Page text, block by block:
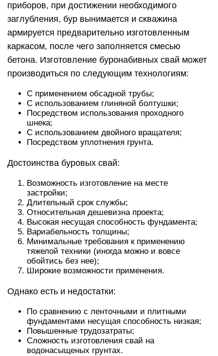
приборов, при достижении необходимого
заглубления, бур вынимается и скважина
армируется предварительно изготовленным
каркасом, после чего заполняется смесью
бетона. Изготовление буронабивных свай может
производиться по следующим технологиям:
С применением обсадной трубы;
С использованием глиняной болтушки;
Посредством использования проходного
шнека;
С использованием двойного вращателя;
Посредством уплотнения грунта.
Достоинства буровых свай:
Возможность изготовление на месте
застройки;
Длительный срок службы;
Относительная дешевизна проекта;
Высокая несущая способность фундамента;
Вариабельность толщины;
Минимальные требования к применению
тяжелой техники (иногда можно и вовсе
обойтись без нее);
Широкие возможности применения.
Однако есть и недостатки:
По сравнению с ленточными и плитными
фундаментами несущая способность низкая;
Повышенные трудозатраты;
Сложность изготовления свай на
водонасыщеных грунтах.